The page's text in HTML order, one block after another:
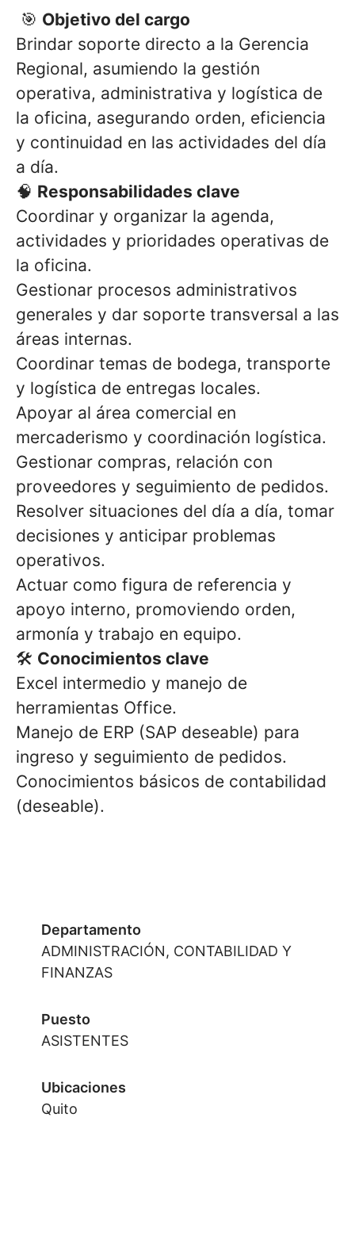
🎯 Objetivo del cargo
Brindar soporte directo a la Gerencia
Regional, asumiendo la gestión
operativa, administrativa y logística de
la oficina, asegurando orden, eficiencia
y continuidad en las actividades del día
a día.
🧠 Responsabilidades clave
Coordinar y organizar la agenda,
actividades y prioridades operativas de
la oficina.
Gestionar procesos administrativos
generales y dar soporte transversal a las
áreas internas.
Coordinar temas de bodega, transporte
y logística de entregas locales.
Apoyar al área comercial en
mercaderismo y coordinación logística.
Gestionar compras, relación con
proveedores y seguimiento de pedidos.
Resolver situaciones del día a día, tomar
decisiones y anticipar problemas
operativos.
Actuar como figura de referencia y
apoyo interno, promoviendo orden,
armonía y trabajo en equipo.
🛠 Conocimientos clave
Excel intermedio y manejo de
herramientas Office.
Manejo de ERP (SAP deseable) para
ingreso y seguimiento de pedidos.
Conocimientos básicos de contabilidad
(deseable).
Departamento
ADMINISTRACIÓN, CONTABILIDAD Y
FINANZAS
Puesto
ASISTENTES
Ubicaciones
Quito